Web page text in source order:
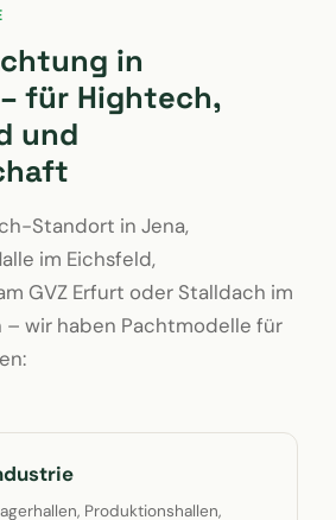
in
für Hightech,
und
Standort in Jena,
im Eichsfeld,
GVZ Erfurt oder Stalldach im
– wir haben Pachtmodelle für
Produktionshallen,